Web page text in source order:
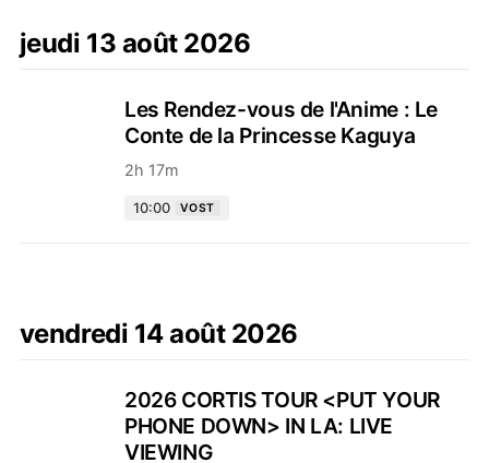
jeudi 13 août 2026
Les Rendez-vous de l'Anime : Le
Conte de la Princesse Kaguya
2h 17m
10:00 VOST
vendredi 14 août 2026
2026 CORTIS TOUR <PUT YOUR
PHONE DOWN> IN LA: LIVE
VIEWING